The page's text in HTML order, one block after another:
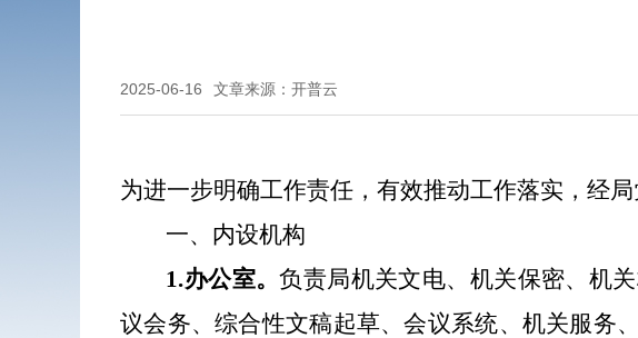
2025-06-16 文章来源：开普云
为进一步明确工作责任，有效推动工作落实，经
一、内设机构
1.办公室。负责局机关文电、机关保密、机
议会务、综合性文稿起草、会议系统、机关服务